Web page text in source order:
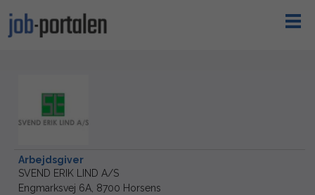
Arbejdsgiver
SVEND ERIK LIND A/S
Engmarksvej 6A, 8700 Horsens